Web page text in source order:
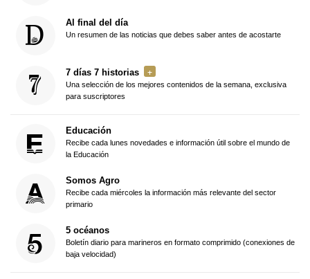
Al final del día
Un resumen de las noticias que debes saber antes de acostarte
7 días 7 historias
Una selección de los mejores contenidos de la semana, exclusiva
para suscriptores
Educación
Recibe cada lunes novedades e información útil sobre el mundo de
la Educación
Somos Agro
Recibe cada miércoles la información más relevante del sector
primario
5 océanos
Boletín diario para marineros en formato comprimido (conexiones de
baja velocidad)